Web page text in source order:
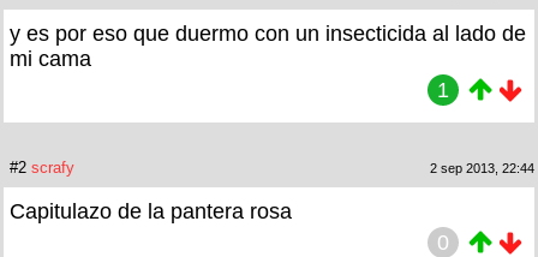
y es por eso que duermo con un insecticida al lado de
mi cama
1
#2 scrafy 2 sep 2013, 22:44
Capitulazo de la pantera rosa
0